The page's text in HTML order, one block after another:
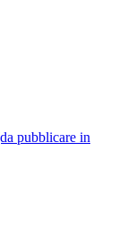
pubblicare in